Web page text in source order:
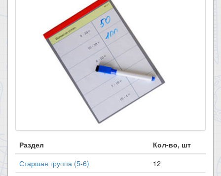
Раздел
Кол-во, шт
Старшая группа (5-6)
12